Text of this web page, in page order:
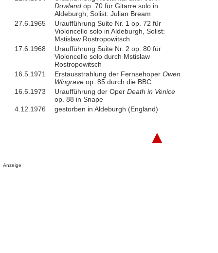
Dowlandop. 70 für Gitarre solo in
Aldeburgh, Solist: Julian Bream
27.6.1965
Uraufführung Suite Nr. 1 op. 72 für
Violoncello solo in Aldeburgh, Solist:
Mstislaw Rostropowitsch
17.6.1968
Uraufführung Suite Nr. 2 op. 80 für
Violoncello solo durch Mstislaw
Rostropowitsch
16.5.1971
Erstausstrahlung der Fernsehoper Owen
Wingraveop. 85 durch die BBC
16.6.1973
Uraufführung der Oper Death in Venice
op. 88 in Snape
4.12.1976
gestorben in Aldeburgh (England)
▲
Anzeige